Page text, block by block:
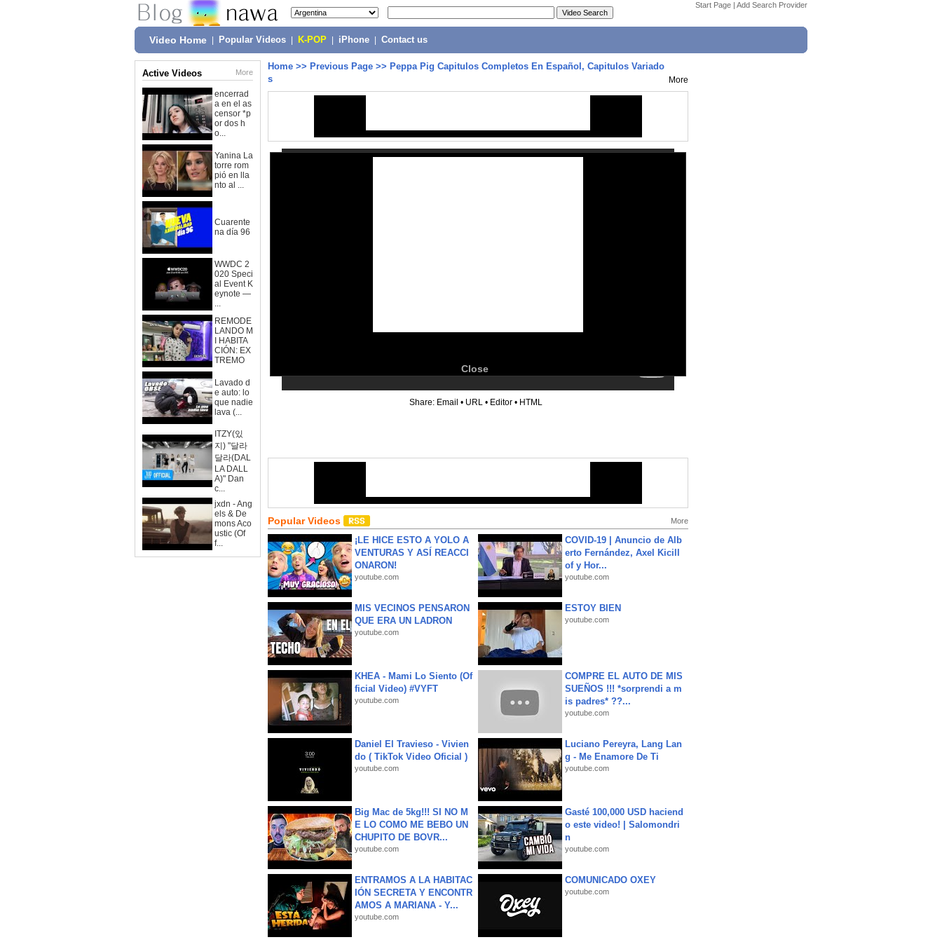
Start Page | Add Search Provider
Video Home Popular Videos K-POP iPhone Contact us
Active Videos More
encerrad
a en el as
censor *p
or dos h
o...
Yanina La
torre rom
pió en lla
nto al ...
Cuarente
na día 96
WWDC 2
020 Speci
al Event K
eynote —
...
REMODE
LANDO M
I HABITA
CIÓN: EX
TREMO
Lavado d
e auto: lo
que nadie
lava (...
ITZY(있
지) "달라
달라(DAL
LA DALL
A)" Dan
c...
jxdn - Ang
els & De
mons Aco
ustic (Of
f...
Home >> Previous Page >> Peppa Pig Capitulos Completos En Español, Capitulos Variado
s
More
Close
Share: Email • URL • Editor • HTML
Popular Videos More
¡LE HICE ESTO A YOLO A
VENTURAS Y ASÍ REACCI
ONARON!
youtube.com
COVID-19 | Anuncio de Alb
erto Fernández, Axel Kicill
of y Hor...
youtube.com
MIS VECINOS PENSARON
QUE ERA UN LADRON
youtube.com
ESTOY BIEN
youtube.com
KHEA - Mami Lo Siento (Of
ficial Video) #VYFT
youtube.com
COMPRE EL AUTO DE MIS
SUEÑOS !!! *sorprendi a m
is padres* ??...
youtube.com
Daniel El Travieso - Vivien
do ( TikTok Video Oficial )
youtube.com
Luciano Pereyra, Lang Lan
g - Me Enamore De Ti
youtube.com
Big Mac de 5kg!!! SI NO M
E LO COMO ME BEBO UN
CHUPITO DE BOVR...
youtube.com
Gasté 100,000 USD haciend
o este video! | Salomondri
n
youtube.com
ENTRAMOS A LA HABITAC
IÓN SECRETA Y ENCONTR
AMOS A MARIANA - Y...
youtube.com
COMUNICADO OXEY
youtube.com